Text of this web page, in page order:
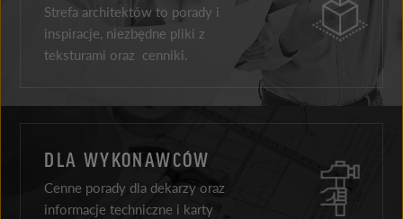
Strefa architektów to porady i
inspiracje, niezbędne pliki z
teksturami oraz cenniki.
DLA WYKONAWCÓW
Cenne porady dla dekarzy oraz
informacje techniczne i karty